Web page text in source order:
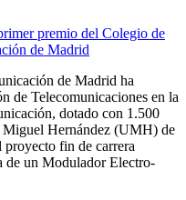
premio del Colegio de
de Madrid
de Madrid ha
de Telecomunicaciones en la
dotado con 1.500
Miguel Hernández (UMH) de
fin de carrera
de un Modulador Electro-